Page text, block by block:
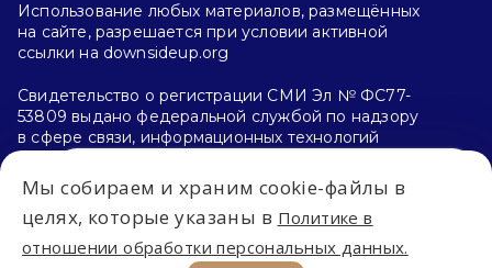
Впервые на сайте?
С чего начать?
Использование любых материалов, размещённых
на сайте, разрешается при условии активной
ссылки на downsideup.org
Свидетельство о регистрации СМИ Эл № ФС77-
53809 выдано федеральной службой по надзору
в сфере связи, информационных технологий
и массовых коммуникаций (Роскомнадзор)
26.04.2013 г.
Политика конфиденциальности
Мы собираем и храним cookie-файлы в
целях, которые указаны в Политике в
отношении обработки персональных данных.